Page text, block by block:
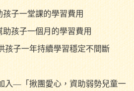
孩子一堂課的學習費用
助孩子一個月的學習費用
孩子一年持續學習穩定不間斷
入—「揪團愛心，資助弱勢兒童一